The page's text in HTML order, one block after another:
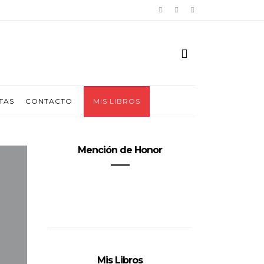
CONTACTO MIS LIBROS
Mención de Honor
Mis Libros